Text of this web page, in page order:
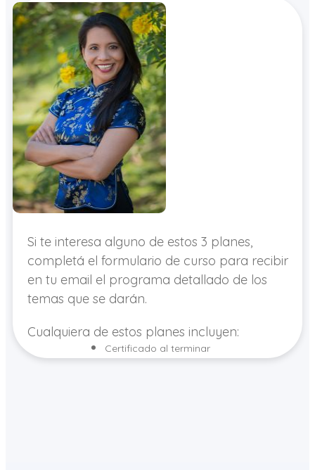
Si te interesa alguno de estos 3 planes,
completá el formulario de curso para recibir
en tu email el programa detallado de los
temas que se darán.
Cualquiera de estos planes incluyen:
Certificado al terminar